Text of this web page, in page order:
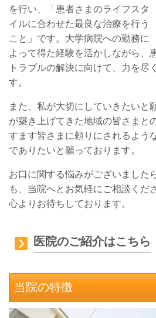
を行い、「患者さまのライフスタ
イルに合わせた最良な治療を行う
こと」です。大学病院への勤務に
よって得た経験を活かしながら、
トラブルの解決に向けて、力を尽
す。
また、私が大切にしていきたいと
が築き上げてきた地域の皆さまと
すます皆さまに頼りにされるよう
でありたいと願っております。
お口に関する悩みがございました
も、当院へとお気軽にご相談くだ
心よりお待ちしております。
医院のご紹介はこちら
当院の特徴